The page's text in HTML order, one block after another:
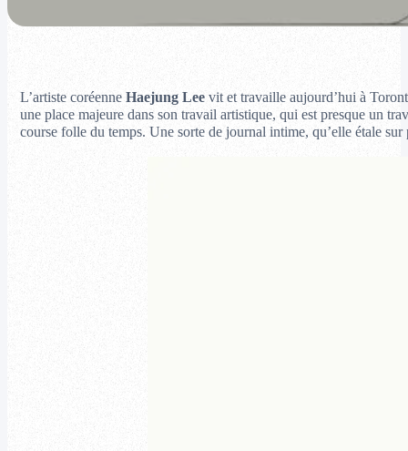
L’artiste coréenne Haejung Leevit et travaille aujourd’hui à
une place majeure dans son travail artistique, qui est presque un
course folle du temps. Une sorte de journal intime, qu’elle étale sur